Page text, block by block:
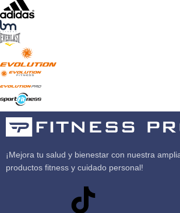
¡Mejora tu salud y bienestar con nuestra
productos fitness y cuidado personal!